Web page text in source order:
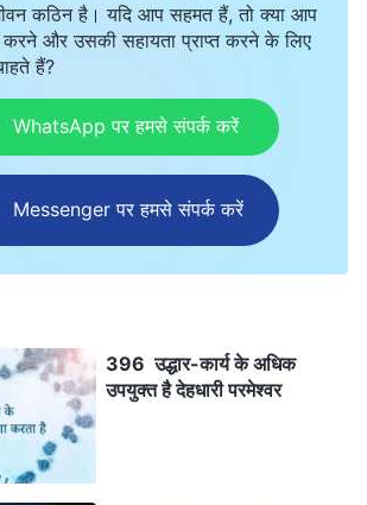
कठिन है। यदि आप सहमत हैं, तो क्या आप
करने और उसकी सहायता प्राप्त करने के लिए
हैं?
WhatsApp पर हमसे संपर्क करें
Messenger पर हमसे संपर्क करें
396 उद्धार-कार्य के अधिक
उपयुक्त है देहधारी परमेश्वर